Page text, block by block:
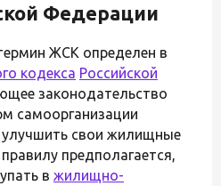
Федерации
ЖСК определен в
кодекса Российской
законодательство
самоорганизации
свои жилищные
предполагается,
в жилищно-